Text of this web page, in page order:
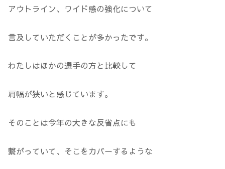
アウトライン、ワイド感の強化について
言及していただくことが多かったです。
わたしはほかの選手の方と比較して
肩幅が狭いと感じています。
そのことは今年の大きな反省点にも
繋がっていて、そこをカバーするような